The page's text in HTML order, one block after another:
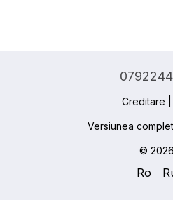
Creditare
Versiunea
© 2026
Ro